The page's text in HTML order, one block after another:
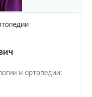
и ортопедии: